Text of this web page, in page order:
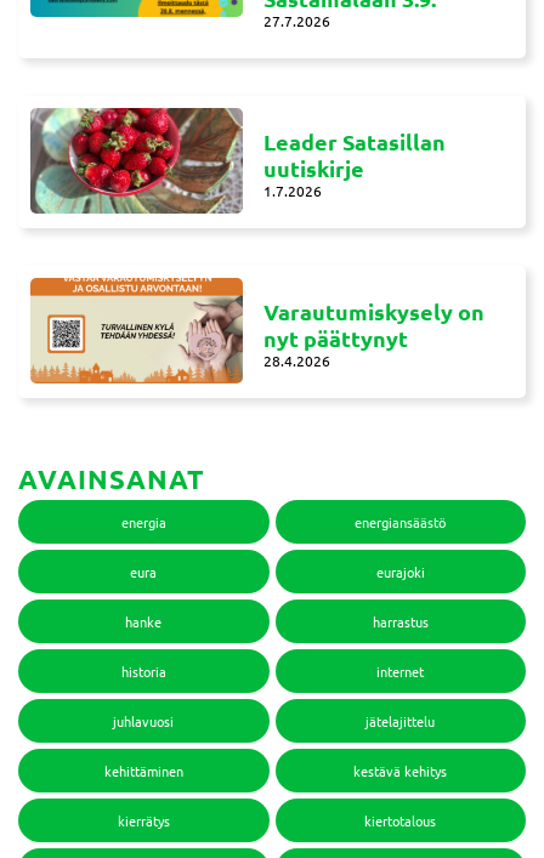
27.7.2026
Leader Satasillan
uutiskirje
1.7.2026
Varautumiskysely on
nyt päättynyt
28.4.2026
AVAINSANAT
energia energiansäästö
eura eurajoki
hanke harrastus
historia internet
juhlavuosi jätelajittelu
kehittäminen kestävä kehitys
kierrätys kiertotalous